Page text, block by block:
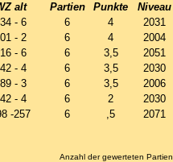
alt Partien Punkte Niveau
- 6 6 4 2031
- 2 6 4 2004
- 6 6 3,5 2051
- 4 6 3,5 2030
- 3 6 3,5 2006
- 4 6 2 2030
-257 6 ,5 2071
Anzahl der gewerteten Partien